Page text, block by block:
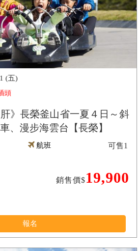
頭
肝》長榮釜山省一夏４日～斜
、漫步海雲台【長榮】
(五)
航班
銷售價$19,900
可售1
報名